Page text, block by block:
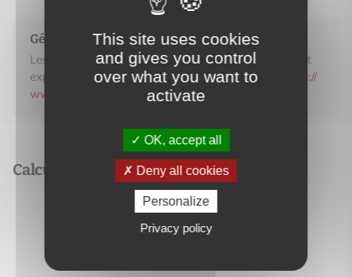
Géorisques
Les informations sur les risques auxquels ce bien est
exposé sont disponibles sur le site Géorisques.
https://
www.georisques.gouv.fr
Calculez vos mensualités
Essayer la simulation de prêt
This site uses cookies
and gives you control
over what you want to
activate
OK, accept all
Deny all cookies
Personalize
Privacy policy